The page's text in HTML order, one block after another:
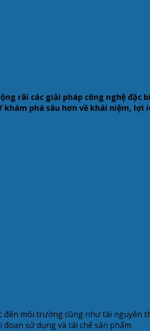
rãi các giải pháp công nghệ đặc
khám phá sâu hơn về khái niệm, lợi
môi trường cũng như tài nguyên
sử dụng và tái chế sản phẩm.